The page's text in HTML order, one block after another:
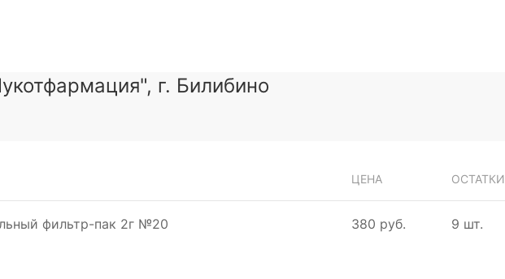
г. Билибино
ЦЕНА ОСТАТКИ
фильтр-пак 2г №20 380 руб. 9 шт.